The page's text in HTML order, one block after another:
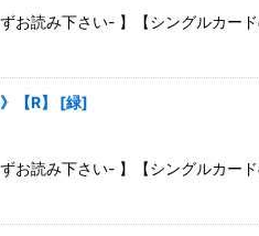
お読み下さい- 】【シングルカ
【R】 [緑]
お読み下さい- 】【シングルカ